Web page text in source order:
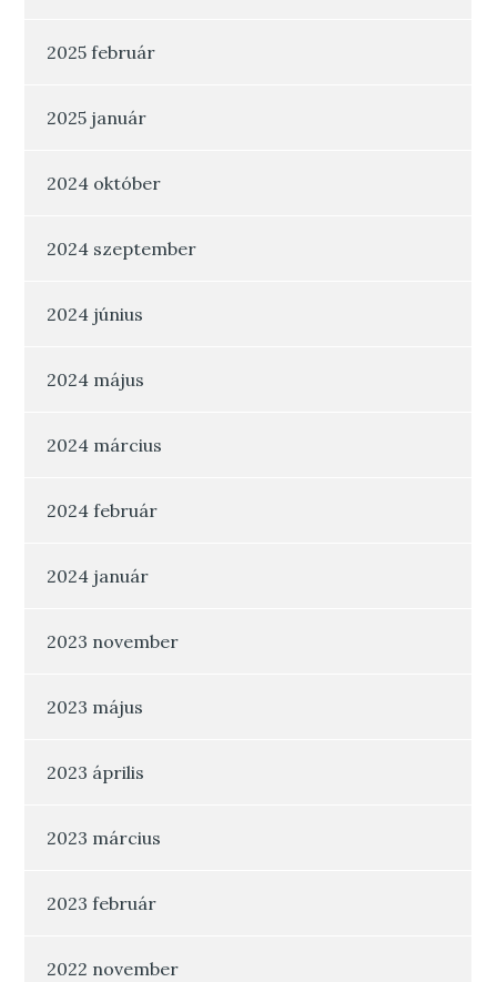
2025 február
2025 január
2024 október
2024 szeptember
2024 június
2024 május
2024 március
2024 február
2024 január
2023 november
2023 május
2023 április
2023 március
2023 február
2022 november